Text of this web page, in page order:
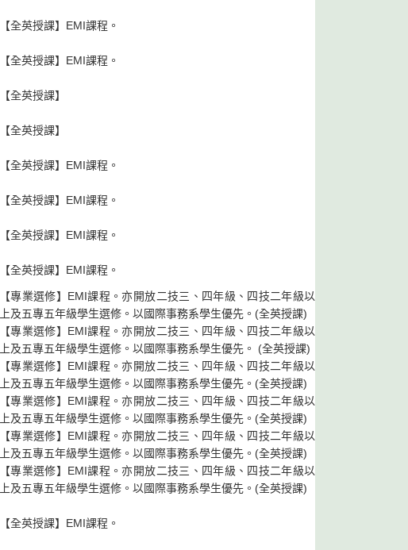
【全英授課】EMI課程。
【全英授課】EMI課程。
【全英授課】
【全英授課】
【全英授課】EMI課程。
【全英授課】EMI課程。
【全英授課】EMI課程。
【全英授課】EMI課程。
【專業選修】EMI課程。亦開放二技三、四年級、四技二年級以
上及五專五年級學生選修。以國際事務系學生優先。(全英授課)
【專業選修】EMI課程。亦開放二技三、四年級、四技二年級以
上及五專五年級學生選修。以國際事務系學生優先。 (全英授課)
【專業選修】EMI課程。亦開放二技三、四年級、四技二年級以
上及五專五年級學生選修。以國際事務系學生優先。(全英授課)
【專業選修】EMI課程。亦開放二技三、四年級、四技二年級以
上及五專五年級學生選修。以國際事務系學生優先。(全英授課)
【專業選修】EMI課程。亦開放二技三、四年級、四技二年級以
上及五專五年級學生選修。以國際事務系學生優先。(全英授課)
【專業選修】EMI課程。亦開放二技三、四年級、四技二年級以
上及五專五年級學生選修。以國際事務系學生優先。(全英授課)
【全英授課】EMI課程。